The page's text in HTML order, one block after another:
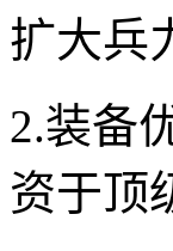
扩大兵
2.装备
资于顶